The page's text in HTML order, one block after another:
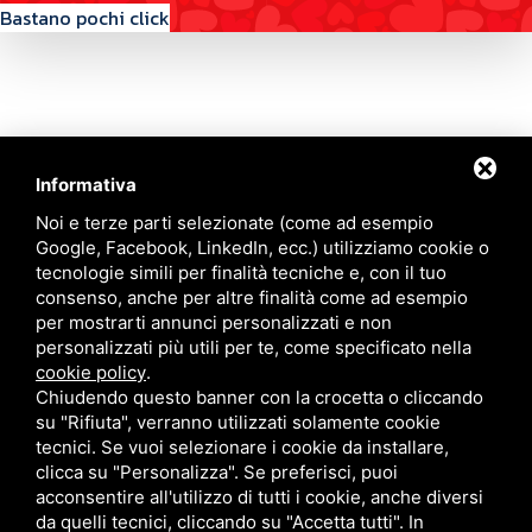
Informativa
Noi e terze parti selezionate (come ad esempio
Google, Facebook, LinkedIn, ecc.) utilizziamo cookie o
tecnologie simili per finalità tecniche e, con il tuo
consenso, anche per altre finalità come ad esempio
per mostrarti annunci personalizzati e non
personalizzati più utili per te, come specificato nella
cookie policy.
Chiudendo questo banner con la crocetta o cliccando
su "Rifiuta", verranno utilizzati solamente cookie
tecnici. Se vuoi selezionare i cookie da installare,
clicca su "Personalizza". Se preferisci, puoi
acconsentire all'utilizzo di tutti i cookie, anche diversi
da quelli tecnici, cliccando su "Accetta tutti". In
Bastano pochi click
Contattaci
Via Quinto Bucci, 205, 47521 Cesena (FC)
+39 0543 31536
+39 320 6635083
info@amiciziaeamore.it
Links
Chi siamo
Crea il tuo profilo
Franchising
Annunci
Blog
Contatti